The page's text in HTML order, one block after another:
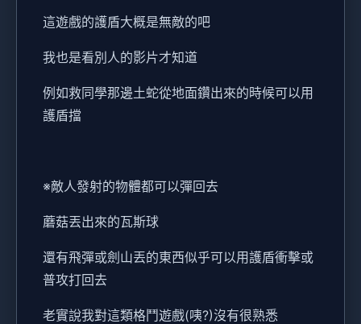
這遊戲的護盾大概是無敵的吧
我也是看別人的影片才知道
例如救同學那邊土蛇從地面鑽出來的時候可以用
護盾擋
※敵人發射的物體都可以彈回去
蘑菇丟出來的瓦斯球
還有飛彈或劍山丟的東西似乎可以用護盾衝擊或
普攻打回去
老實說我對這類格鬥遊戲(咦?)沒有很熟悉